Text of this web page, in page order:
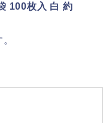
100枚入 白 約